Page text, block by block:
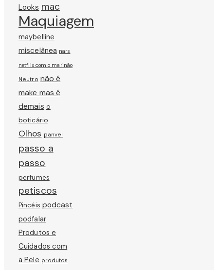
Looks mac
Maquiagem
maybelline
miscelânea nars
netflix com o marinão
Neutro não é
make mas é
demais o
boticário
Olhos panvel
passo a
passo
perfumes
petiscos
Pincéis podcast
podfalar
Produtos e
Cuidados com
a Pele produtos